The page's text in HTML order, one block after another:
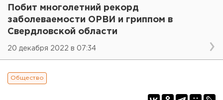
Побит многолетний рекорд
заболеваемости ОРВИ и гриппом в
Свердловской области
20 декабря 2022 в 07:34
Общество